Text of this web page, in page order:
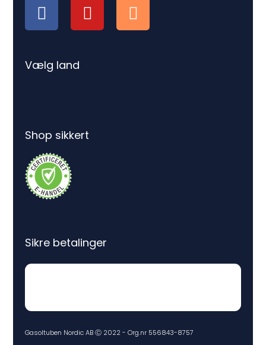
Vælg land
Shop sikkert
Gasoltuben Nordic AB Ⓒ 2022 - Org.nr 556843-8757
Sikre betalinger